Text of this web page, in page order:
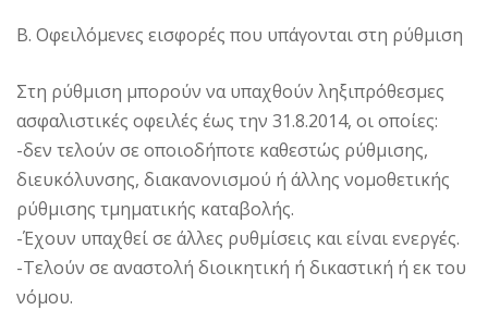
Β. Οφειλόμενες εισφορές που υπάγονται στη ρύθμιση
Στη ρύθμιση μπορούν να υπαχθούν ληξιπρόθεσμες
ασφαλιστικές οφειλές έως την 31.8.2014, οι οποίες:
-δεν τελούν σε οποιοδήποτε καθεστώς ρύθμισης,
διευκόλυνσης, διακανονισμού ή άλλης νομοθετικής
ρύθμισης τμηματικής καταβολής.
-Έχουν υπαχθεί σε άλλες ρυθμίσεις και είναι ενεργές.
-Τελούν σε αναστολή διοικητική ή δικαστική ή εκ του
νόμου.